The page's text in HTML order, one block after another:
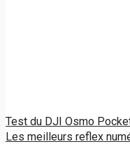
Test du DJI Osmo
Les meilleurs reflex